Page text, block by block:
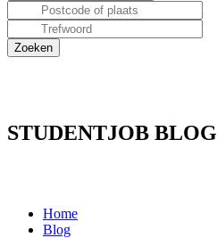
STUDENTJOB BLOG
Home
Blog